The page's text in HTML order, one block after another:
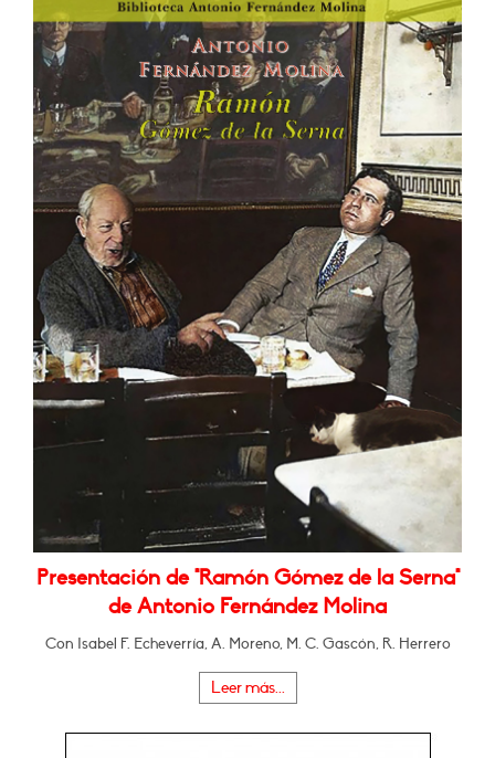
Presentación de "Ramón Gómez de la Serna"
de Antonio Fernández Molina
Con Isabel F. Echeverría, A. Moreno, M. C. Gascón, R. Herrero
Leer más...